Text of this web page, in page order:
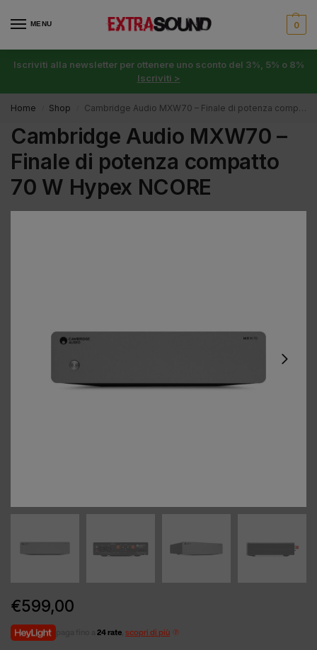
MENU 0
Iscriviti alla newsletter per ottenere uno sconto del 3%, 5% o 8%
Iscriviti >
Home Shop Cambridge Audio MXW70 – Finale di potenza compatto 70 W Hypex NCORE
Cambridge Audio MXW70 –
Finale di potenza compatto
70 W Hypex NCORE
€599,00
24 rate scopri di più